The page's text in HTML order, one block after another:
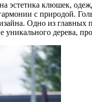
эстетика клюшек,
с природой.
Одно из
уникального дерева,